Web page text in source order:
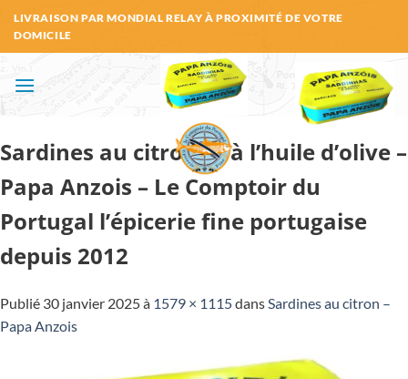
Passer
au
contenu
LIVRAISON PAR MONDIAL RELAY À PROXIMITÉ DE VOTRE
DOMICILE
Sardines au citron et à l’huile d’olive –
Papa Anzois – Le Comptoir du
Portugal l’épicerie fine portugaise
depuis 2012
Publié 30 janvier 2025à 1579 × 1115dansSardines au citron –
Papa Anzois